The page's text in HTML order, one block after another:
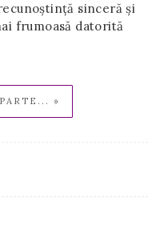
sinceră și
frumoasă datorită
»